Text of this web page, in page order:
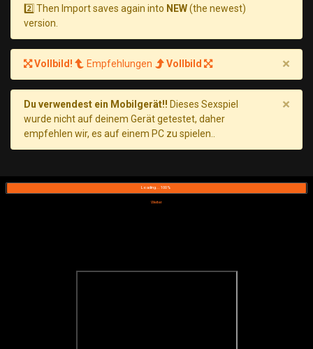
2️⃣ Then Import saves again into NEW(the newest)
version.
Vollbild! Empfehlungen Vollbild ×
Du verwendest ein Mobilgerät!! Dieses Sexspiel
wurde nicht auf deinem Gerät getestet, daher
empfehlen wir, es auf einem PC zu spielen..
×